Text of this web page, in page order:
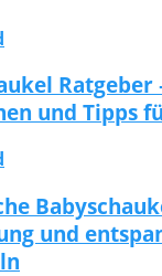
Ratgeber
und Tipps
und